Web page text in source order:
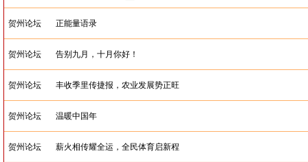
贺州论坛 正能量语录
贺州论坛 告别九月，十月你好！
贺州论坛 丰收季里传捷报，农业发展势正旺
贺州论坛 温暖中国年
贺州论坛 薪火相传耀全运，全民体育启新程